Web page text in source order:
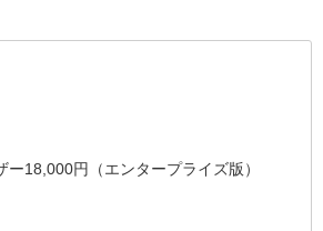
ー18,000円（エンタープライズ版）